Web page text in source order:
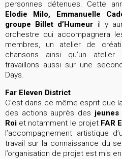
personnes détenues. Cette
Elodie Milo, Emmanuelle
groupe Billet d’Humeur il y
orchestre qui accompagnera
membres, un atelier de
chansons ainsi qu’un atelier
travaillons aussi sur une
Days.
Far Eleven District
C’est dans ce même esprit que
des actions auprès des
Roi et notamment le projet FAR
l’accompagnement artistique
travail sur la connaissance du
l’organisation de projet est mis